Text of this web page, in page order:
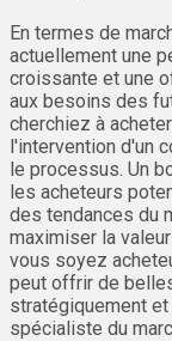
En termes de
actuellement une
croissante et une
aux besoins des
cherchiez à
l'intervention d'un
le processus. Un
les acheteurs
des tendances du
maximiser la
vous soyez
peut offrir de
stratégiquement
spécialiste du